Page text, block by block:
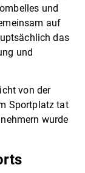
und
auf
das
und
von der
Sportplatz tat
wurde